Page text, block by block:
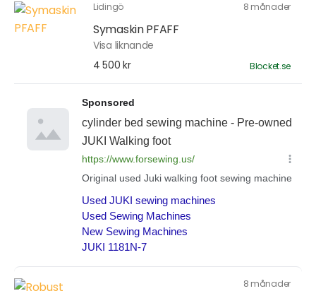
Lidingö 8 månader
Symaskin PFAFF
Visa liknande
4 500 kr
Blocket.se
8 månader